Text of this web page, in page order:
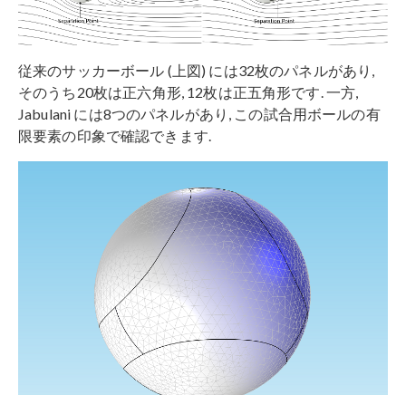
従来のサッカーボール (上図) には32枚のパネルがあり,
そのうち20枚は正六角形, 12枚は正五角形です. 一方,
Jabulani には8つのパネルがあり, この試合用ボールの有
限要素の印象で確認できます.